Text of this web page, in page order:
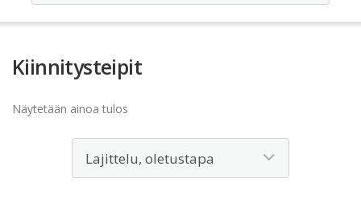
Kiinnitysteipit
Näytetään ainoa tulos